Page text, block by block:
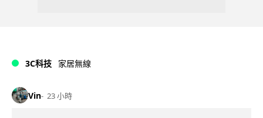
3C科技 家居無線
Vin 23 小時